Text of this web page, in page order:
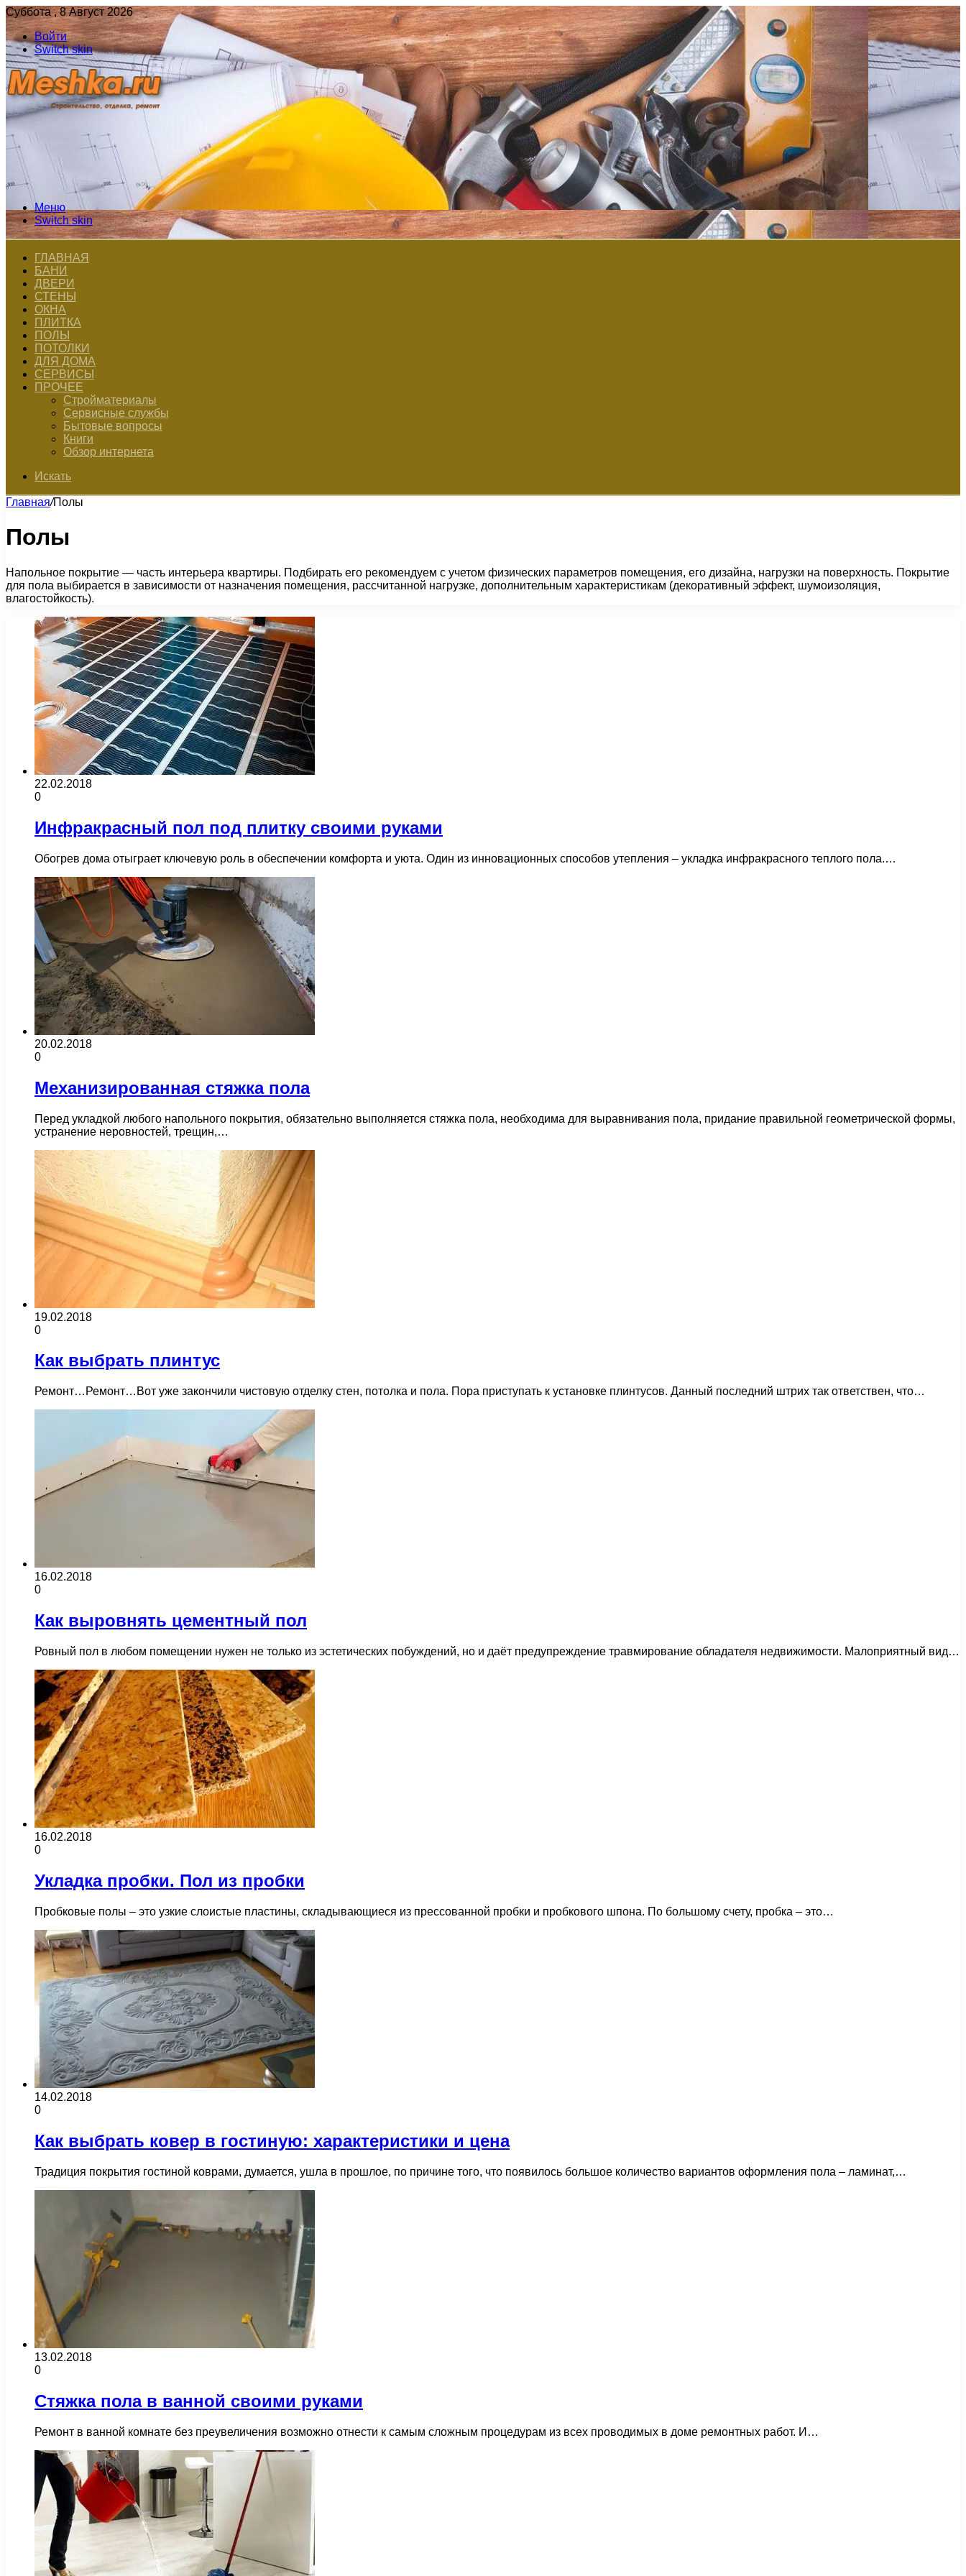
Суббота , 8 Август 2026
Войти
Switch skin
Меню
Switch skin
ГЛАВНАЯ
БАНИ
ДВЕРИ
СТЕНЫ
ОКНА
ПЛИТКА
ПОЛЫ
ПОТОЛКИ
ДЛЯ ДОМА
СЕРВИСЫ
ПРОЧЕЕ
Стройматериалы
Сервисные службы
Бытовые вопросы
Книги
Обзор интернета
Искать
Главная/Полы
Полы
Напольное покрытие — часть интерьера квартиры. Подбирать его рекомендуем с учетом физических параметров помещения, его дизайна, нагрузки на поверхность. Покрытие
для пола выбирается в зависимости от назначения помещения, рассчитанной нагрузке, дополнительным характеристикам (декоративный эффект, шумоизоляция,
влагостойкость).
22.02.2018
0
Инфракрасный пол под плитку своими руками
Обогрев дома отыграет ключевую роль в обеспечении комфорта и уюта. Один из инновационных способов утепления – укладка инфракрасного теплого пола.…
20.02.2018
0
Механизированная стяжка пола
Перед укладкой любого напольного покрытия, обязательно выполняется стяжка пола, необходима для выравнивания пола, придание правильной геометрической формы,
устранение неровностей, трещин,…
19.02.2018
0
Как выбрать плинтус
Ремонт…Ремонт…Вот уже закончили чистовую отделку стен, потолка и пола. Пора приступать к установке плинтусов. Данный последний штрих так ответствен, что…
16.02.2018
0
Как выровнять цементный пол
Ровный пол в любом помещении нужен не только из эстетических побуждений, но и даёт предупреждение травмирование обладателя недвижимости. Малоприятный вид…
16.02.2018
0
Укладка пробки. Пол из пробки
Пробковые полы – это узкие слоистые пластины, складывающиеся из прессованной пробки и пробкового шпона. По большому счету, пробка – это…
14.02.2018
0
Как выбрать ковер в гостиную: характеристики и цена
Традиция покрытия гостиной коврами, думается, ушла в прошлое, по причине того, что появилось большое количество вариантов оформления пола – ламинат,…
13.02.2018
0
Стяжка пола в ванной своими руками
Ремонт в ванной комнате без преувеличения возможно отнести к самым сложным процедурам из всех проводимых в доме ремонтных работ. И…